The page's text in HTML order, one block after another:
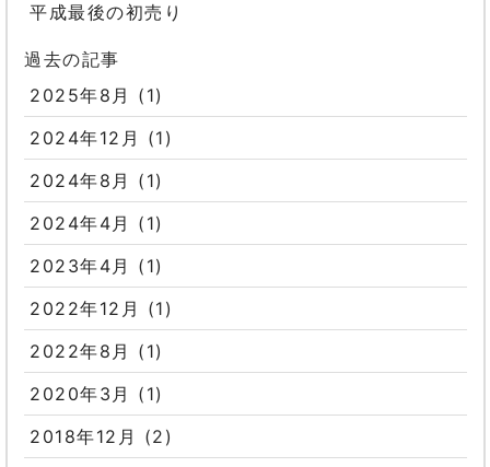
平成最後の初売り
過去の記事
2025年8月 (1)
2024年12月 (1)
2024年8月 (1)
2024年4月 (1)
2023年4月 (1)
2022年12月 (1)
2022年8月 (1)
2020年3月 (1)
2018年12月 (2)